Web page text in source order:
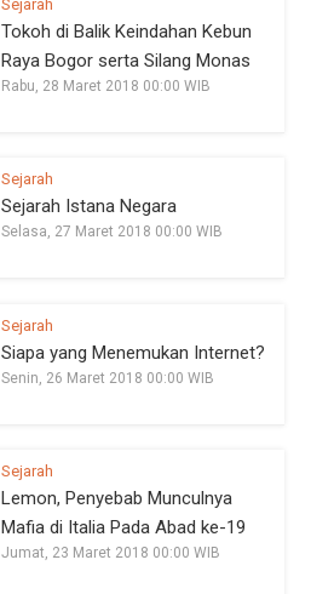
Sejarah
Tokoh di Balik Keindahan Kebun
Raya Bogor serta Silang Monas
Rabu, 28 Maret 2018 00:00 WIB
Sejarah
Sejarah Istana Negara
Selasa, 27 Maret 2018 00:00 WIB
Sejarah
Siapa yang Menemukan Internet?
Senin, 26 Maret 2018 00:00 WIB
Sejarah
Lemon, Penyebab Munculnya
Mafia di Italia Pada Abad ke-19
Jumat, 23 Maret 2018 00:00 WIB